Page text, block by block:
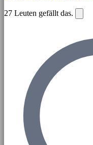
27 Leuten gefällt das.